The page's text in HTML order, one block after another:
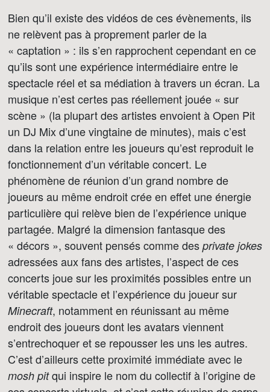
Bien qu’il existe des vidéos de ces évènements, ils
ne relèvent pas à proprement parler de la
« captation » : ils s’en rapprochent cependant en ce
qu’ils sont une expérience intermédiaire entre le
spectacle réel et sa médiation à travers un écran. La
musique n’est certes pas réellement jouée « sur
scène » (la plupart des artistes envoient à Open Pit
un DJ Mix d’une vingtaine de minutes), mais c’est
dans la relation entre les joueurs qu’est reproduit le
fonctionnement d’un véritable concert. Le
phénomène de réunion d’un grand nombre de
joueurs au même endroit crée en effet une énergie
particulière qui relève bien de l’expérience unique
partagée. Malgré la dimension fantasque des
« décors », souvent pensés comme des private jokes
adressées aux fans des artistes, l’aspect de ces
concerts joue sur les proximités possibles entre un
véritable spectacle et l’expérience du joueur sur
Minecraft, notamment en réunissant au même
endroit des joueurs dont les avatars viennent
s’entrechoquer et se repousser les uns les autres.
C’est d’ailleurs cette proximité immédiate avec le
mosh pitqui inspire le nom du collectif à l’origine de